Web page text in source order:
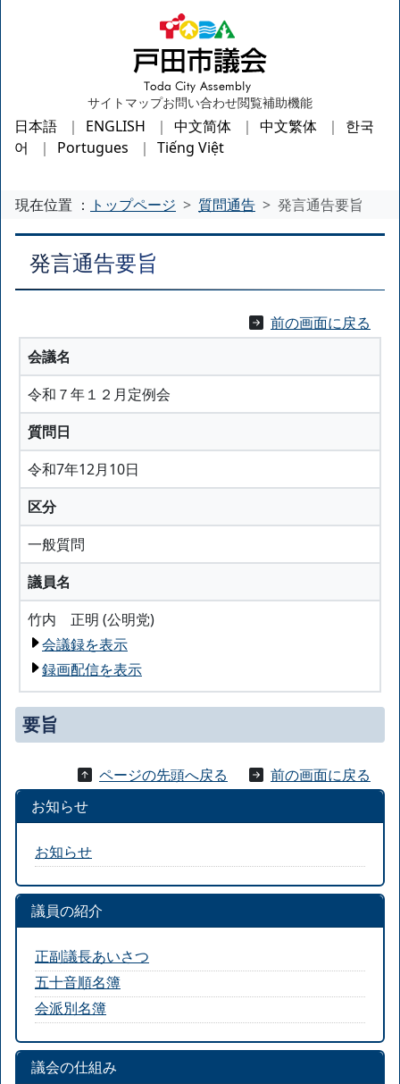
サイトマップお問い合わせ閲覧補助機能
日本語 ENGLISH 中文简体 中文繁体
한국
어
Portugues Tiếng Việt
現在位置 ： トップページ 質問通告 発言通告要旨
発言通告要旨
前の画面に戻る
会議名
令和７年１２月定例会
質問日
令和7年12月10日
区分
一般質問
議員名
竹内 正明 (公明党)
会議録を表示
録画配信を表示
要旨
ページの先頭へ戻る
前の画面に戻る
お知らせ
お知らせ
議員の紹介
正副議長あいさつ
五十音順名簿
会派別名簿
議会の仕組み